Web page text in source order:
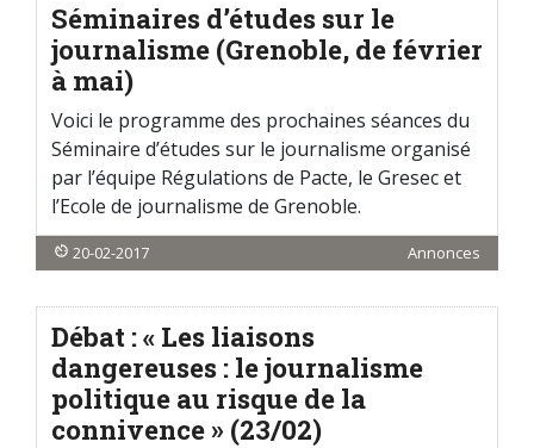
Séminaires d’études sur le
journalisme (Grenoble, de février
à mai)
Voici le programme des prochaines séances du
Séminaire d’études sur le journalisme organisé
par l’équipe Régulations de Pacte, le Gresec et
l’Ecole de journalisme de Grenoble.
20-02-2017 Annonces
Débat : « Les liaisons
dangereuses : le journalisme
politique au risque de la
connivence » (23/02)